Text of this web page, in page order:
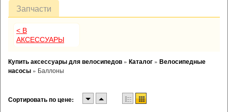
Запчасти
< В
АКСЕССУАРЫ
Купить аксессуары для велосипедов » Каталог » Велосипедные
насосы » Баллоны
Сортировать по цене: